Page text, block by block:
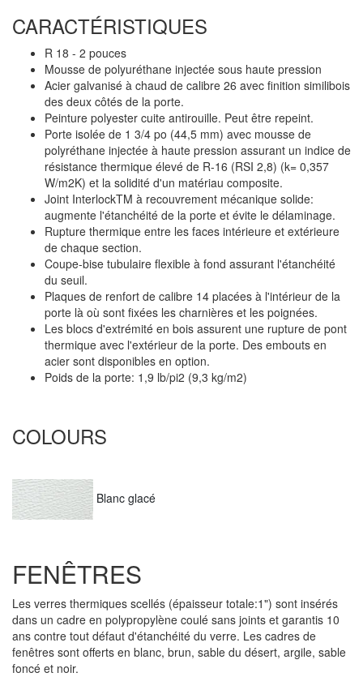
CARACTÉRISTIQUES
R 18 - 2 pouces
Mousse de polyuréthane injectée sous haute pression
Acier galvanisé à chaud de calibre 26 avec finition similibois
des deux côtés de la porte.
Peinture polyester cuite antirouille. Peut être repeint.
Porte isolée de 1 3/4 po (44,5 mm) avec mousse de
polyréthane injectée à haute pression assurant un indice de
résistance thermique élevé de R-16 (RSI 2,8) (k= 0,357
W/m2K) et la solidité d'un matériau composite.
Joint InterlockTM à recouvrement mécanique solide:
augmente l'étanchéité de la porte et évite le délaminage.
Rupture thermique entre les faces intérieure et extérieure
de chaque section.
Coupe-bise tubulaire flexible à fond assurant l'étanchéité
du seuil.
Plaques de renfort de calibre 14 placées à l'intérieur de la
porte là où sont fixées les charnières et les poignées.
Les blocs d'extrémité en bois assurent une rupture de pont
thermique avec l'extérieur de la porte. Des embouts en
acier sont disponibles en option.
Poids de la porte: 1,9 lb/pi2 (9,3 kg/m2)
COLOURS
Blanc glacé
FENÊTRES
Les verres thermiques scellés (épaisseur totale:1") sont insérés
dans un cadre en polypropylène coulé sans joints et garantis 10
ans contre tout défaut d'étanchéité du verre. Les cadres de
fenêtres sont offerts en blanc, brun, sable du désert, argile, sable
foncé et noir.